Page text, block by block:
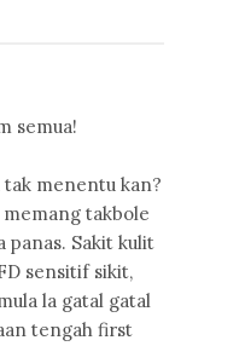
semua!
tak menentu kan?
memang takbole
panas. Sakit kulit
sensitif sikit,
la gatal gatal
tengah first